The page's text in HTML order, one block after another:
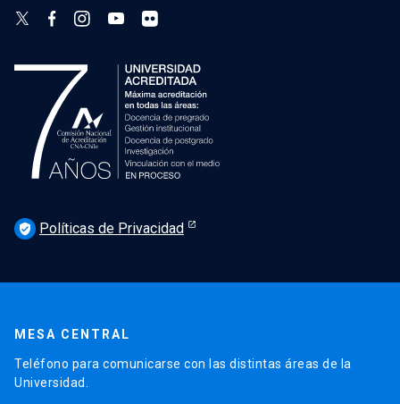
verified_user Políticas de Privacidad
MESA CENTRAL
Teléfono para comunicarse con las distintas áreas de la
Universidad.